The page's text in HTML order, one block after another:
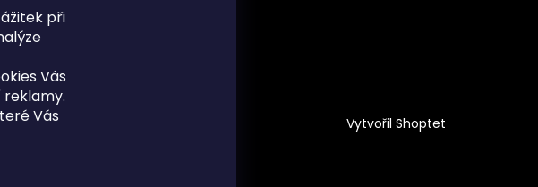
při
Vás
Vás
vrácení zboží ve 30 denní
podmínky
Vytvořil Shoptet